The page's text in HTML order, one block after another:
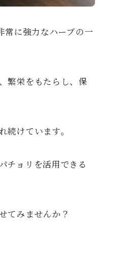
に強力なハーブの一
繁栄をもたらし、保
けています。
チョリを活用できる
てみませんか？